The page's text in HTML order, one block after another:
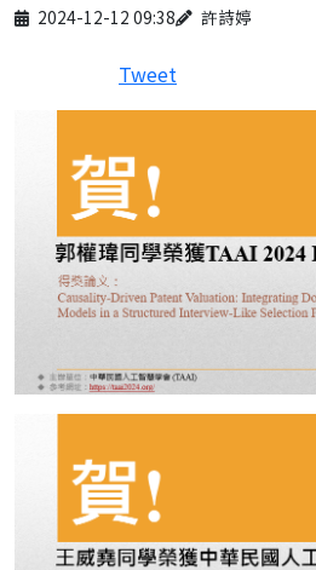
Published on
2024-12-12 09:38
Author 許詩婷
Tweet